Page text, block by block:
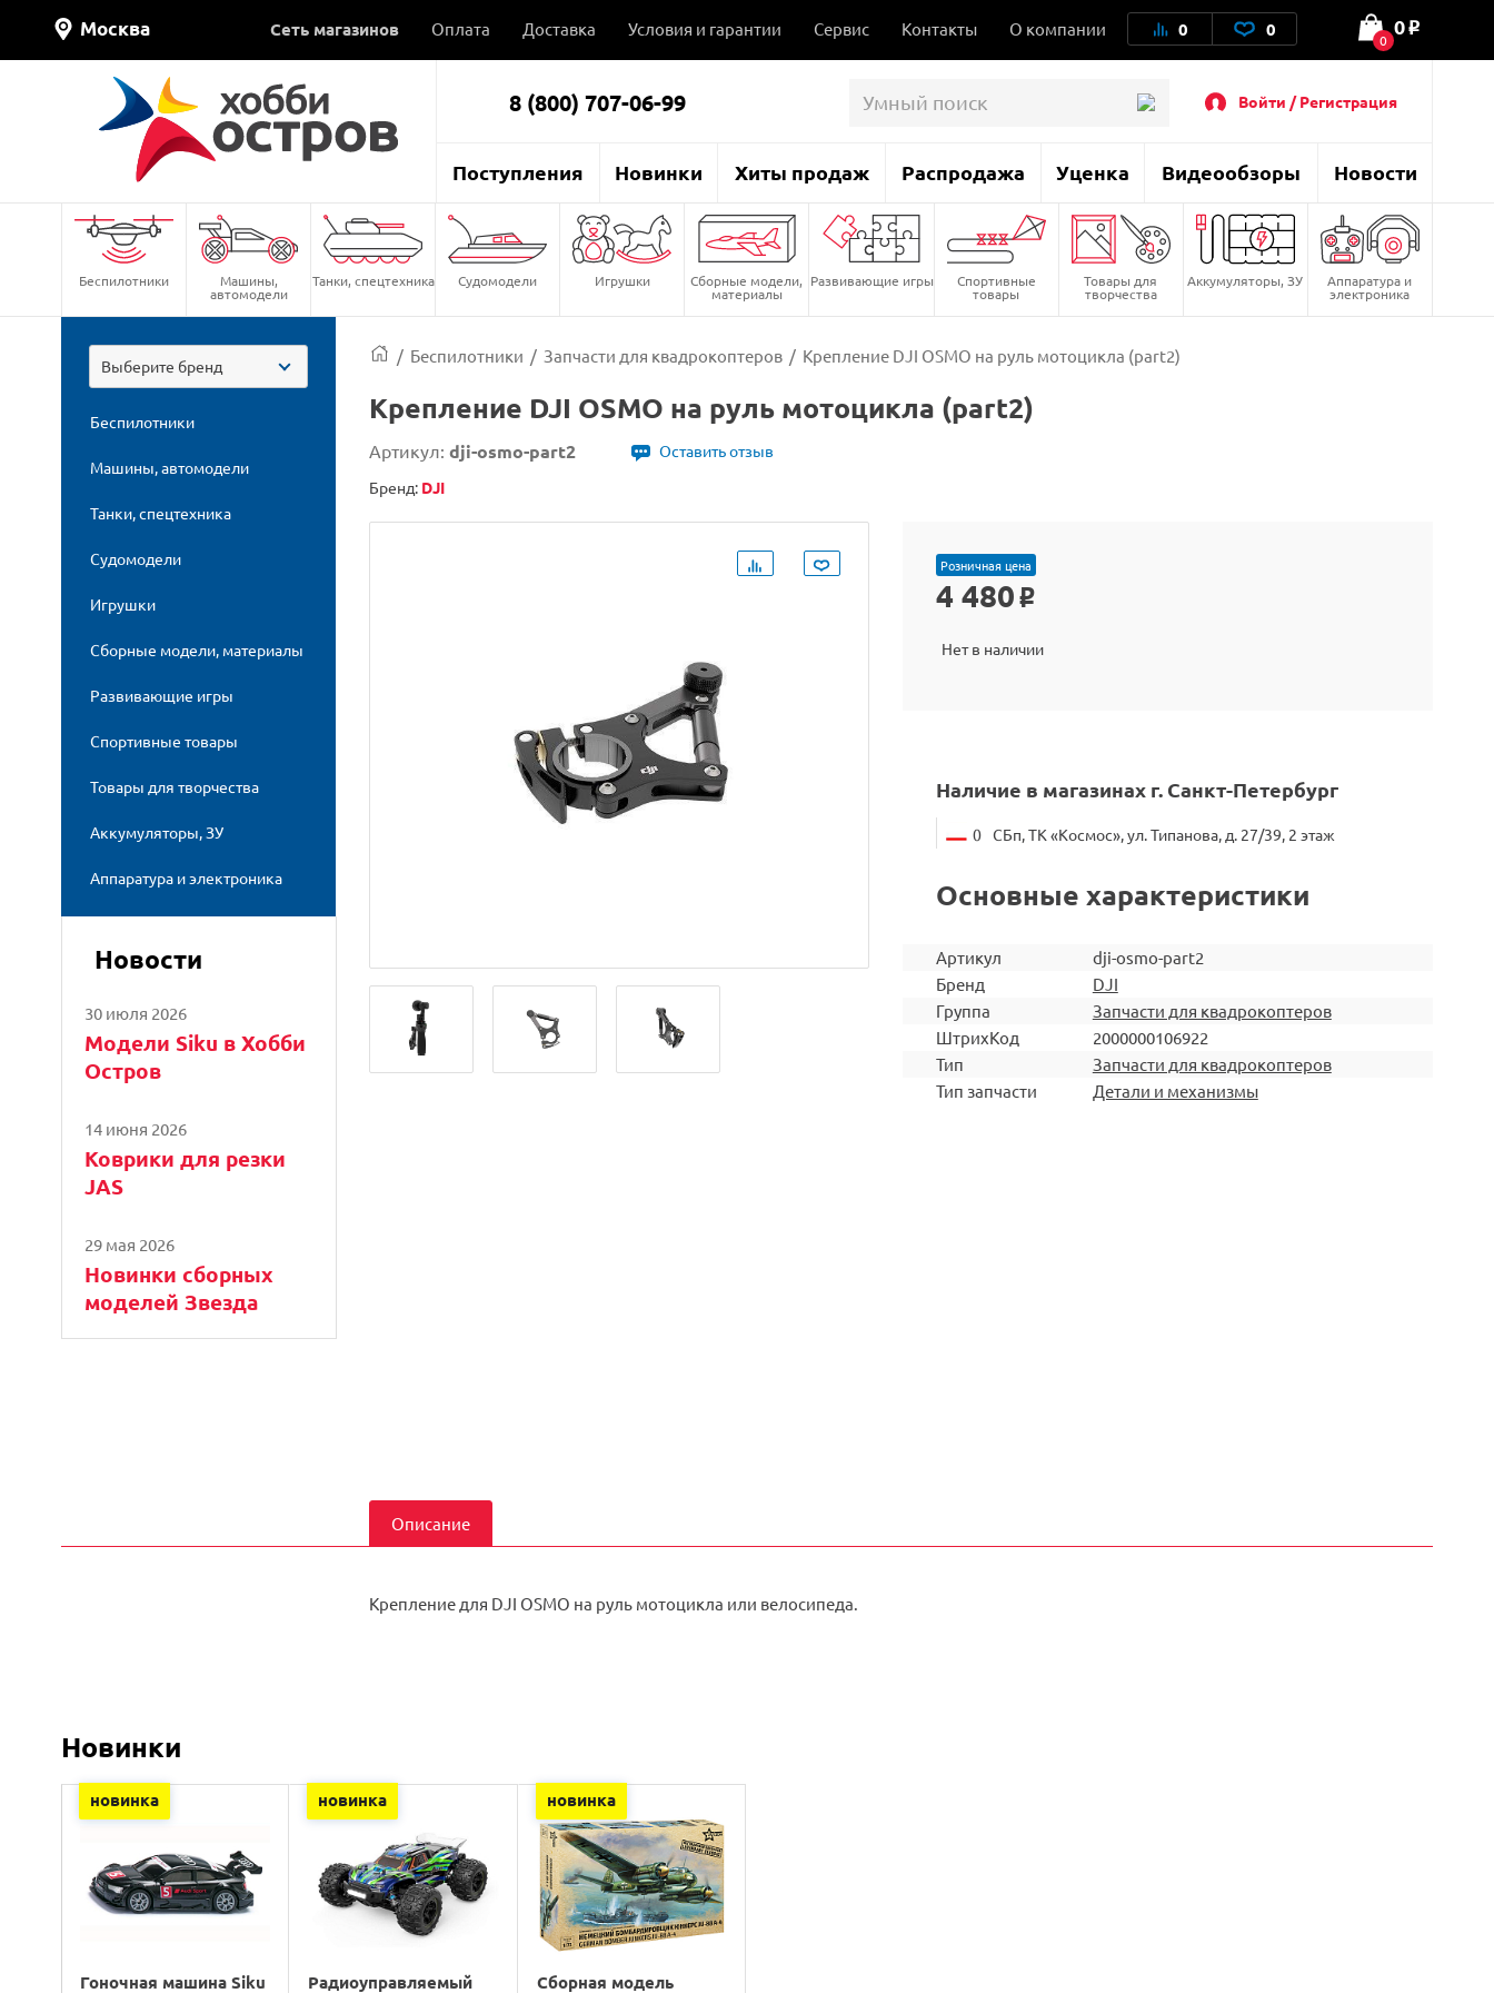
Москва Сеть магазинов Оплата Доставка Условия и гарантии Сервис Контакты О компании 0 0 0
0 o
8 (800) 707-06-99 Войти / Регистрация
Поступления Новинки Хиты продаж Распродажа Уценка Видеообзоры Новости
Беспилотники Машины,
автомодели
Танки, спецтехника Судомодели Игрушки Сборные модели,
материалы
Развивающие игры Спортивные
товары
Товары для
творчества
Аккумуляторы, ЗУ Аппаратура и
электроника
Выберите бренд
Беспилотники
Машины, автомодели
Танки, спецтехника
Судомодели
Игрушки
Сборные модели, материалы
Развивающие игры
Спортивные товары
Товары для творчества
Аккумуляторы, ЗУ
Аппаратура и электроника
Новости
30 июля 2026
Модели Siku в Хобби
Остров
14 июня 2026
Коврики для резки
JAS
29 мая 2026
Новинки сборных
моделей Звезда
/ Беспилотники / Запчасти для квадрокоптеров / Крепление DJI OSMO на руль мотоцикла (part2)
Крепление DJI OSMO на руль мотоцикла (part2)
Артикул: dji-osmo-part2
Оставить отзыв
Бренд: DJI
Розничная цена
4 480 o
Нет в наличии
Наличие в магазинах г. Санкт-Петербург
0 СБп, ТК «Космос», ул. Типанова, д. 27/39, 2 этаж
Основные характеристики
Артикул
dji-osmo-part2
Бренд
DJI
Группа
Запчасти для квадрокоптеров
ШтрихКод
2000000106922
Тип
Запчасти для квадрокоптеров
Тип запчасти
Детали и механизмы
Описание
Крепление для DJI OSMO на руль мотоцикла или велосипеда.
Новинки
новинка
Гоночная машина Siku
новинка
Радиоуправляемый
новинка
Сборная модель